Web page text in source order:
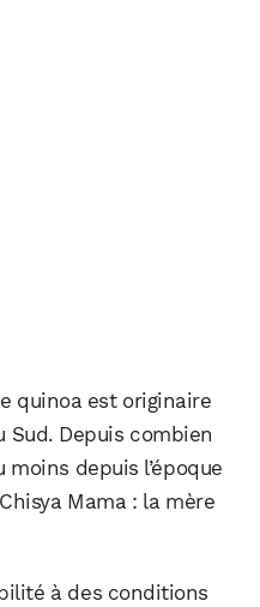
quinoa est originaire
Sud. Depuis combien
depuis l’époque
Mama : la mère
à des conditions